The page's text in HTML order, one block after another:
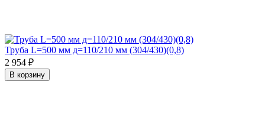
Труба L=500 мм д=110/210 мм (304/430)(0,8)
2 954 ₽
В корзину